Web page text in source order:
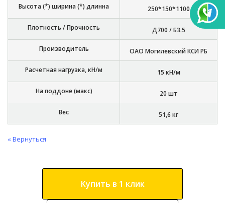
Высота (*) ширина (*) длинна 250*150*1100
Плотность / Прочность Д700 / Б3.5
Производитель ОАО Могилевский КСИ РБ
Расчетная нагрузка, кН/м 15 кН/м
На поддоне (макс) 20 шт
Вес 51,6 кг
« Вернуться
Купить в 1 клик